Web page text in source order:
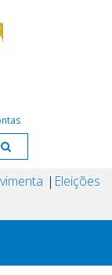
Eleições